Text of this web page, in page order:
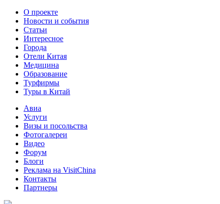
О проекте
Новости и события
Статьи
Интересное
Города
Отели Китая
Медицина
Образование
Турфирмы
Туры в Китай
Авиа
Услуги
Визы и посольства
Фотогалереи
Видео
Форум
Блоги
Реклама на VisitChina
Контакты
Партнеры